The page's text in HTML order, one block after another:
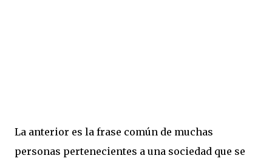
La anterior es la frase común de muchas
personas pertenecientes a una sociedad que se